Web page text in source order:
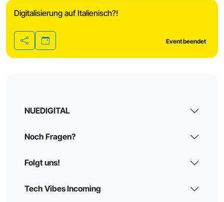
Digitalisierung auf Italienisch?!
Teilen
Event beendet
NUEDIGITAL
Noch Fragen?
Folgt uns!
Tech Vibes Incoming